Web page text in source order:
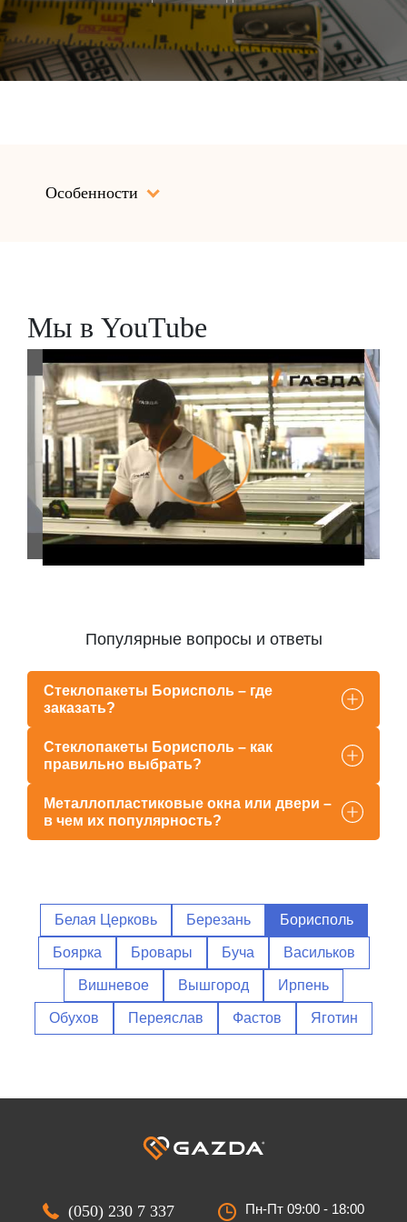
Особенности
Мы в YouTube
Популярные вопросы и ответы
Стеклопакеты Борисполь – где
заказать?
Стеклопакеты Борисполь – как
правильно выбрать?
Металлопластиковые окна или двери –
в чем их популярность?
Белая Церковь Березань Борисполь
Боярка Бровары Буча Васильков
Вишневое Вышгород Ирпень
Обухов Переяслав Фастов Яготин
(050) 230 7 337
Пн-Пт 09:00 - 18:00